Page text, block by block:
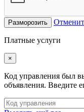
Разморозить
Платные услуги
×
Код управления был
объявления. Введите